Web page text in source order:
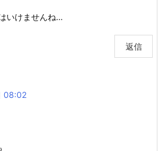
いけませんね…
返信
08:02